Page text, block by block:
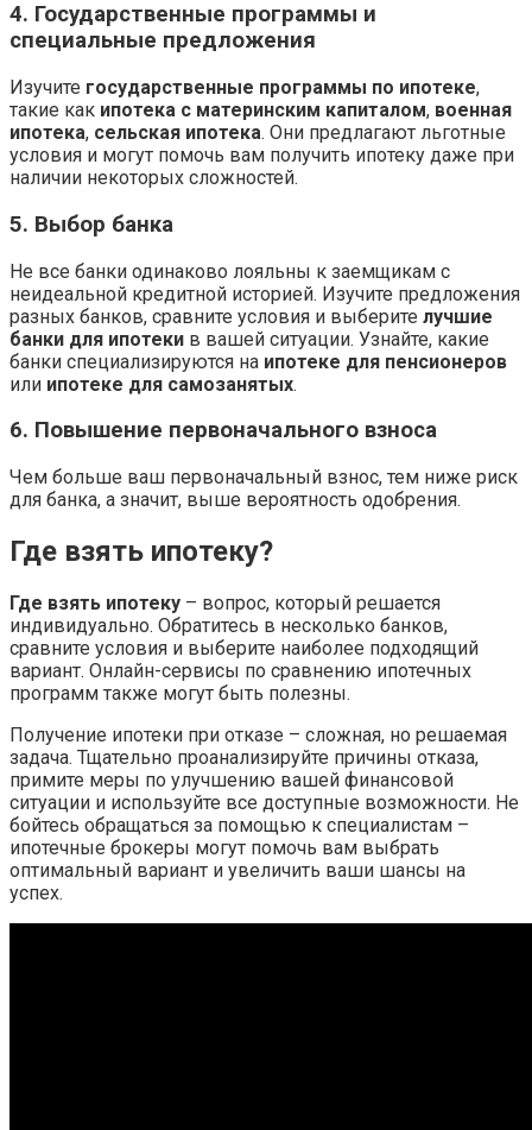
4. Государственные программы и
специальные предложения
Изучите государственные программы по ипотеке,
такие как ипотека с материнским капиталом, военная
ипотека, сельская ипотека. Они предлагают льготные
условия и могут помочь вам получить ипотеку даже при
наличии некоторых сложностей.
5. Выбор банка
Не все банки одинаково лояльны к заемщикам с
неидеальной кредитной историей. Изучите предложения
разных банков, сравните условия и выберите лучшие
банки для ипотеки в вашей ситуации. Узнайте, какие
банки специализируются на ипотеке для пенсионеров
или ипотеке для самозанятых.
6. Повышение первоначального взноса
Чем больше ваш первоначальный взнос, тем ниже риск
для банка, а значит, выше вероятность одобрения.
Где взять ипотеку?
Где взять ипотеку – вопрос, который решается
индивидуально. Обратитесь в несколько банков,
сравните условия и выберите наиболее подходящий
вариант. Онлайн-сервисы по сравнению ипотечных
программ также могут быть полезны.
Получение ипотеки при отказе – сложная, но решаемая
задача. Тщательно проанализируйте причины отказа,
примите меры по улучшению вашей финансовой
ситуации и используйте все доступные возможности. Не
бойтесь обращаться за помощью к специалистам –
ипотечные брокеры могут помочь вам выбрать
оптимальный вариант и увеличить ваши шансы на
успех.